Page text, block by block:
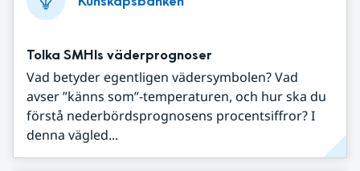
Tolka SMHIs väderprognoser
Vad betyder egentligen vädersymbolen? Vad
avser ”känns som”-temperaturen, och hur ska du
förstå nederbördsprognosens procentsiffror? I
denna vägled...